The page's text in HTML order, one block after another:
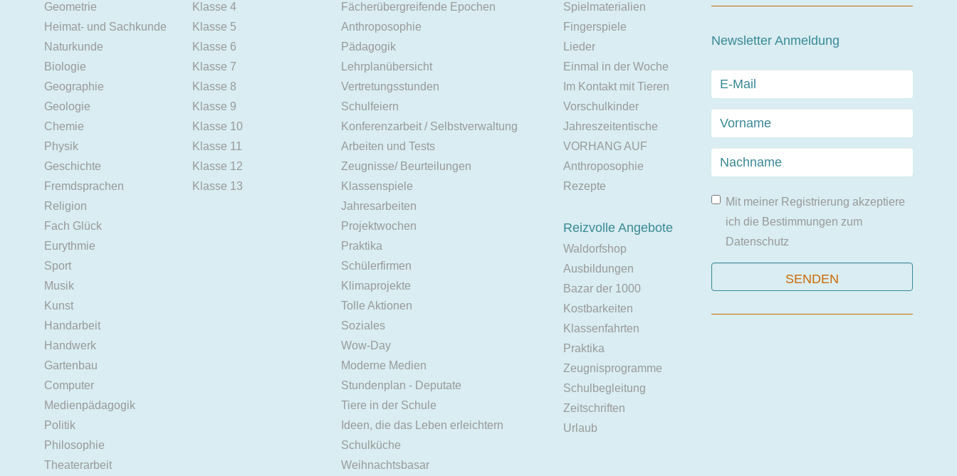
Geometrie
Heimat- und Sachkunde
Naturkunde
Biologie
Geographie
Geologie
Chemie
Physik
Geschichte
Fremdsprachen
Religion
Fach Glück
Eurythmie
Sport
Musik
Kunst
Handarbeit
Handwerk
Gartenbau
Computer
Medienpädagogik
Politik
Philosophie
Theaterarbeit
Klasse 4
Klasse 5
Klasse 6
Klasse 7
Klasse 8
Klasse 9
Klasse 10
Klasse 11
Klasse 12
Klasse 13
Fächerübergreifende Epochen
Anthroposophie
Pädagogik
Lehrplanübersicht
Vertretungsstunden
Schulfeiern
Konferenzarbeit / Selbstverwaltung
Arbeiten und Tests
Zeugnisse/ Beurteilungen
Klassenspiele
Jahresarbeiten
Projektwochen
Praktika
Schülerfirmen
Klimaprojekte
Tolle Aktionen
Soziales
Wow-Day
Moderne Medien
Stundenplan - Deputate
Tiere in der Schule
Ideen, die das Leben erleichtern
Schulküche
Weihnachtsbasar
Spielmaterialien
Fingerspiele
Lieder
Einmal in der Woche
Im Kontakt mit Tieren
Vorschulkinder
Jahreszeitentische
VORHANG AUF
Anthroposophie
Rezepte
Reizvolle Angebote
Waldorfshop
Ausbildungen
Bazar der 1000
Kostbarkeiten
Klassenfahrten
Praktika
Zeugnisprogramme
Schulbegleitung
Zeitschriften
Urlaub
Newsletter Anmeldung
Mit meiner Registrierung akzeptiere
ich die Bestimmungen zum
Datenschutz